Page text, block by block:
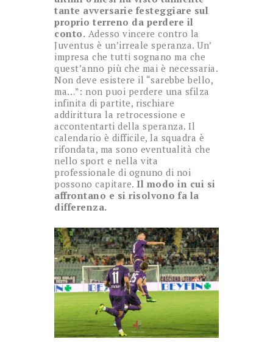
tante avversarie festeggiare sul
proprio terreno da perdere il
conto. Adesso vincere contro la
Juventus è un’irreale speranza. Un’
impresa che tutti sognano ma che
quest’anno più che mai è necessaria.
Non deve esistere il “sarebbe bello,
ma…”: non puoi perdere una sfilza
infinita di partite, rischiare
addirittura la retrocessione e
accontentarti della speranza. Il
calendario è difficile, la squadra è
rifondata, ma sono eventualità che
nello sport e nella vita
professionale di ognuno di noi
possono capitare. Il modo in cui si
affrontano e si risolvono fa la
differenza.